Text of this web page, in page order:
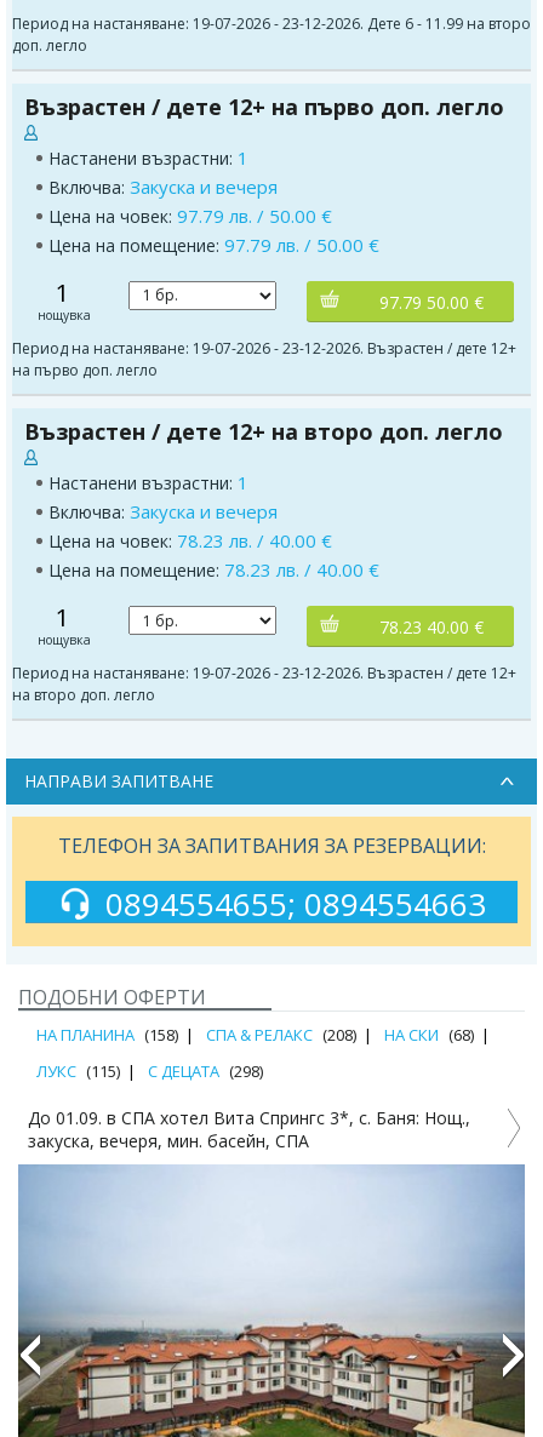
Период на настаняване: 19-07-2026 - 23-12-2026. Дете 6 - 11.99 на второ
доп. легло
Възрастен / дете 12+ на първо доп. легло
Настанени възрастни: 1
Включва: Закуска и вечеря
Цена на човек: 97.79 лв. / 50.00 €
Цена на помещение: 97.79 лв. / 50.00 €
1
нощувка
97.79 50.00 €
Период на настаняване: 19-07-2026 - 23-12-2026. Възрастен / дете 12+
на първо доп. легло
Възрастен / дете 12+ на второ доп. легло
Настанени възрастни: 1
Включва: Закуска и вечеря
Цена на човек: 78.23 лв. / 40.00 €
Цена на помещение: 78.23 лв. / 40.00 €
1
нощувка
78.23 40.00 €
Период на настаняване: 19-07-2026 - 23-12-2026. Възрастен / дете 12+
на второ доп. легло
НАПРАВИ ЗАПИТВАНЕ
ТЕЛЕФОН ЗА ЗАПИТВАНИЯ ЗА РЕЗЕРВАЦИИ:
0894554655; 0894554663
ПОДОБНИ ОФЕРТИ
НА ПЛАНИНА (158) СПА & РЕЛАКС (208) НА СКИ (68)
ЛУКС (115) С ДЕЦАТА (298)
25.09. - 30.11. В хотел Аспа Вила 3*, с. Баня: нощ.,
закуска, вечеря, мин. басейн, СПА